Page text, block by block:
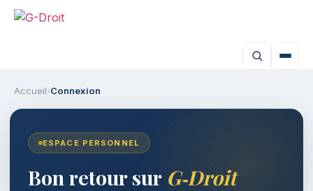
Accueil›Connexion
ESPACE PERSONNEL
Bon retour sur G‑Droit